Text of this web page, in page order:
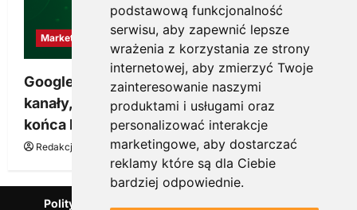
podstawową funkcjonalność
serwisu, aby zapewnić lepsze
wrażenia z korzystania ze strony
internetowej, aby zmierzyć Twoje
zainteresowanie naszymi
produktami i usługami oraz
personalizować interakcje
marketingowe, aby dostarczać
reklamy które są dla Ciebie
bardziej odpowiednie.
Marketing
Google Ads, SEO i analityka – jak połączyć
kanały, żeby reklama pracowała dłużej niż do
końca budżetu
Redakcja KnowMore.pl 20 marca, 2026 0
Polityka Prywatności